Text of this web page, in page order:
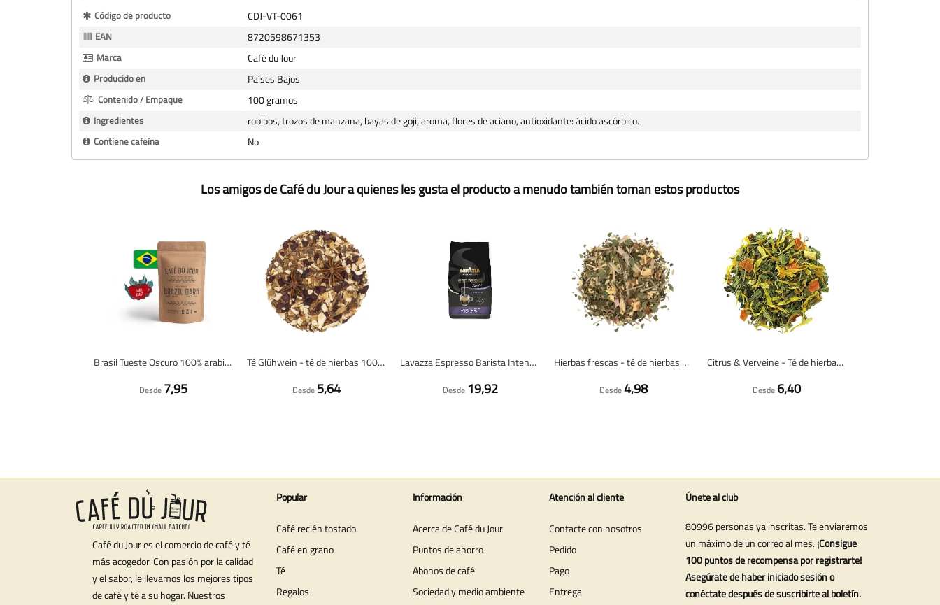
Más
Información
Código de producto CDJ-VT-0061
EAN 8720598671353
Marca Café du Jour
Producido en Países Bajos
Contenido / Empaque 100 gramos
Ingredientes rooibos, trozos de manzana, bayas de goji, aroma, flores de aciano, antioxidante: ácido ascórbico.
Contiene cafeína No
Los amigos de Café du Jour a quienes les gusta el producto a menudo también toman estos productos
Brasil Tueste Oscuro 100% arabica - Café en grano fresco
Desde 7,95
Té Glühwein - té de hierbas 100 gramos - Café du Jour té suelto
Desde 5,64
Lavazza Espresso Barista Intenso - café en grano - 1 kilo
Desde 19,92
Hierbas frescas - té de hierbas 100 gramos - Café du Jour té suelto
Desde4,98
Citrus & Verveine - Té de hierbas 100 gramos - Café du Jour té suelto
Desde 6,40
Café du Jour es el comercio de café y té
más acogedor. Con pasión por la calidad
y el sabor, le llevamos los mejores tipos
de café y té a su hogar. Nuestros
Popular
Café recién tostado
Café en grano
Té
Regalos
Información
Acerca de Café du Jour
Puntos de ahorro
Abonos de café
Sociedad y medio ambiente
Atención al cliente
Contacte con nosotros
Pedido
Pago
Entrega
Únete al club
80996 personas ya inscritas. Te enviaremos
un máximo de un correo al mes. ¡Consigue
100 puntos de recompensa por registrarte!
Asegúrate de haber iniciado sesión o
conéctate después de suscribirte al boletín.